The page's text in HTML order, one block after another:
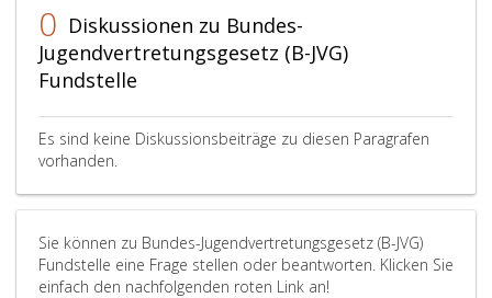
0 Diskussionen zu Bundes-
Jugendvertretungsgesetz (B-JVG)
Fundstelle
Es sind keine Diskussionsbeiträge zu diesen Paragrafen
vorhanden.
Sie können zu Bundes-Jugendvertretungsgesetz (B-JVG)
Fundstelle eine Frage stellen oder beantworten. Klicken Sie
einfach den nachfolgenden roten Link an!